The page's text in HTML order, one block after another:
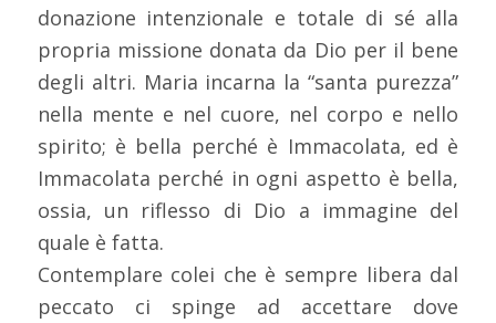
donazione intenzionale e totale di sé alla
propria missione donata da Dio per il bene
degli altri. Maria incarna la “santa purezza”
nella mente e nel cuore, nel corpo e nello
spirito; è bella perché è Immacolata, ed è
Immacolata perché in ogni aspetto è bella,
ossia, un riflesso di Dio a immagine del
quale è fatta.
Contemplare colei che è sempre libera dal
peccato ci spinge ad accettare dove